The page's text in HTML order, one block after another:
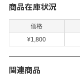
商品在庫状況
価格
¥1,800
関連商品